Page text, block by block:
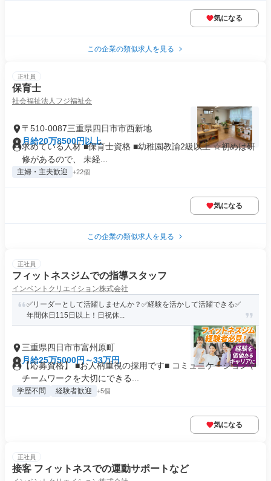
気になる
この企業の類似求人を見る
正社員
保育士
社会福祉法人フジ福祉会
〒510-0087三重県四日市市西新地
月給20万8500円以上
求めている人材 ■保育士資格 ■幼稚園教諭2級以上 ☆初めは研
修があるので、 未経...
主婦・主夫歓迎 +22個
気になる
この企業の類似求人を見る
正社員
フィットネスジムでの指導スタッフ
インベントクリエイション株式会社
✅️リーダーとして活躍しませんか？✅経験を活かして活躍できる✅
年間休日115日以上！日祝休...
三重県四日市市富州原町
月給25万5000円～33万円
【応募資格】 ■お人柄重視の採用です■ コミュニケーションや
チームワークを大切にできる...
学歴不問 経験者歓迎 +5個
気になる
正社員
接客 フィットネスでの運動サポートなど